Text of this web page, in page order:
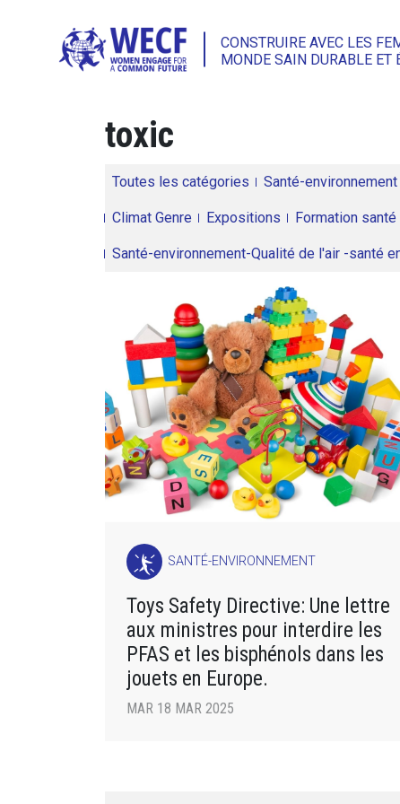
CONSTRUIRE AVEC LES
MONDE SAIN DURABLE ET
toxic
Toutes les catégories Santé-environnement
Climat Genre Expositions Formation
Santé-environnement-Qualité de l'air -santé
SANTÉ-ENVIRONNEMENT
Toys Safety Directive: Une lettre
aux ministres pour interdire les
PFAS et les bisphénols dans les
jouets en Europe.
MAR 18 MAR 2025